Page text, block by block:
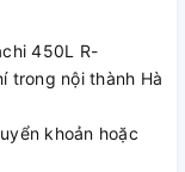
450L R-
trong nội thành Hà
khoản hoặc